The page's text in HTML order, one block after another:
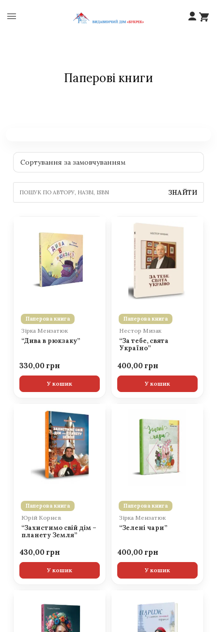
Паперові книги
ЗНАЙТИ
Паперова книга
Зірка Мензатюк
“Дива в рюкзаку”
330,00
У кошик
Паперова книга
Нестор Мизак
“За тебе, свята
Україно”
400,00
У кошик
Паперова книга
Юрій Корнєв
“Захистимо свій дім –
планету Земля”
430,00
У кошик
Паперова книга
Зірка Мензатюк
“Зелені чари”
400,00
У кошик